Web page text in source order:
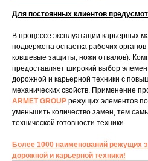
Для постоянных клиентов
В процессе эксплуатации карьерных
подвержена оснастка рабочих
ковшевые защиты, ножи отвалов).
предоставляет широкий выбор
дорожной и карьерной техники с
механических свойств. Применение
ARMET GROUP режущих элементов
уменьшить количество замен, тем
технической готовности техники.
Более 1000 наименований режущих
дорожной и карьерной техники!